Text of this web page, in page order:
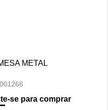
METAL
se para comprar